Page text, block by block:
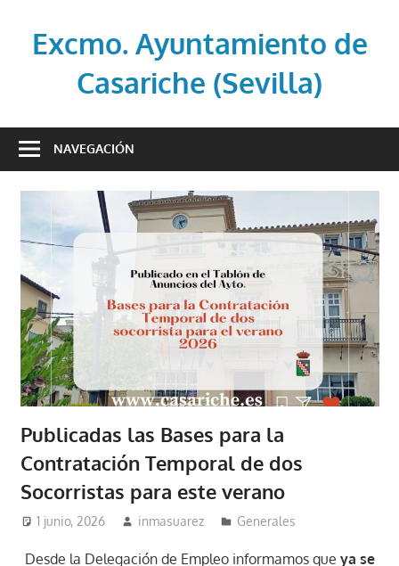
contenidoExcmo. Ayuntamiento de
Casariche (Sevilla)
oficial
Ayuntamiento
Casariche
(Sevilla)
NAVEGACIÓN
Publicadas las Bases para la
Contratación Temporal de dos
Socorristas para este verano
1 junio, 2026 inmasuarez Generales
Desde la Delegación de Empleo informamos que ya se